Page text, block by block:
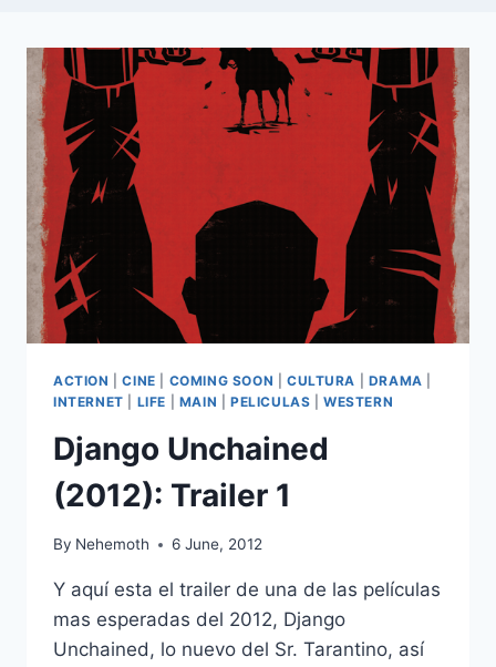
ACTION |CINE COMING SOON CULTURA DRAMA
INTERNET
LIFE MAIN PELICULAS |WESTERN
Django Unchained
(2012): Trailer 1
By Nehemoth 6 June, 2012
Y aquí esta el trailer de una de las películas
mas esperadas del 2012, Django
Unchained, lo nuevo del Sr. Tarantino, así